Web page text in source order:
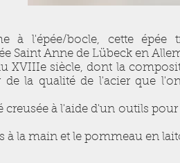
à l'épée/bocle, cette épée
Saint Anne de Lübeck en
XVIIIe siècle, dont la
la qualité de l'acier que
creusée à l'aide d'un outils
à la main et le pommeau en